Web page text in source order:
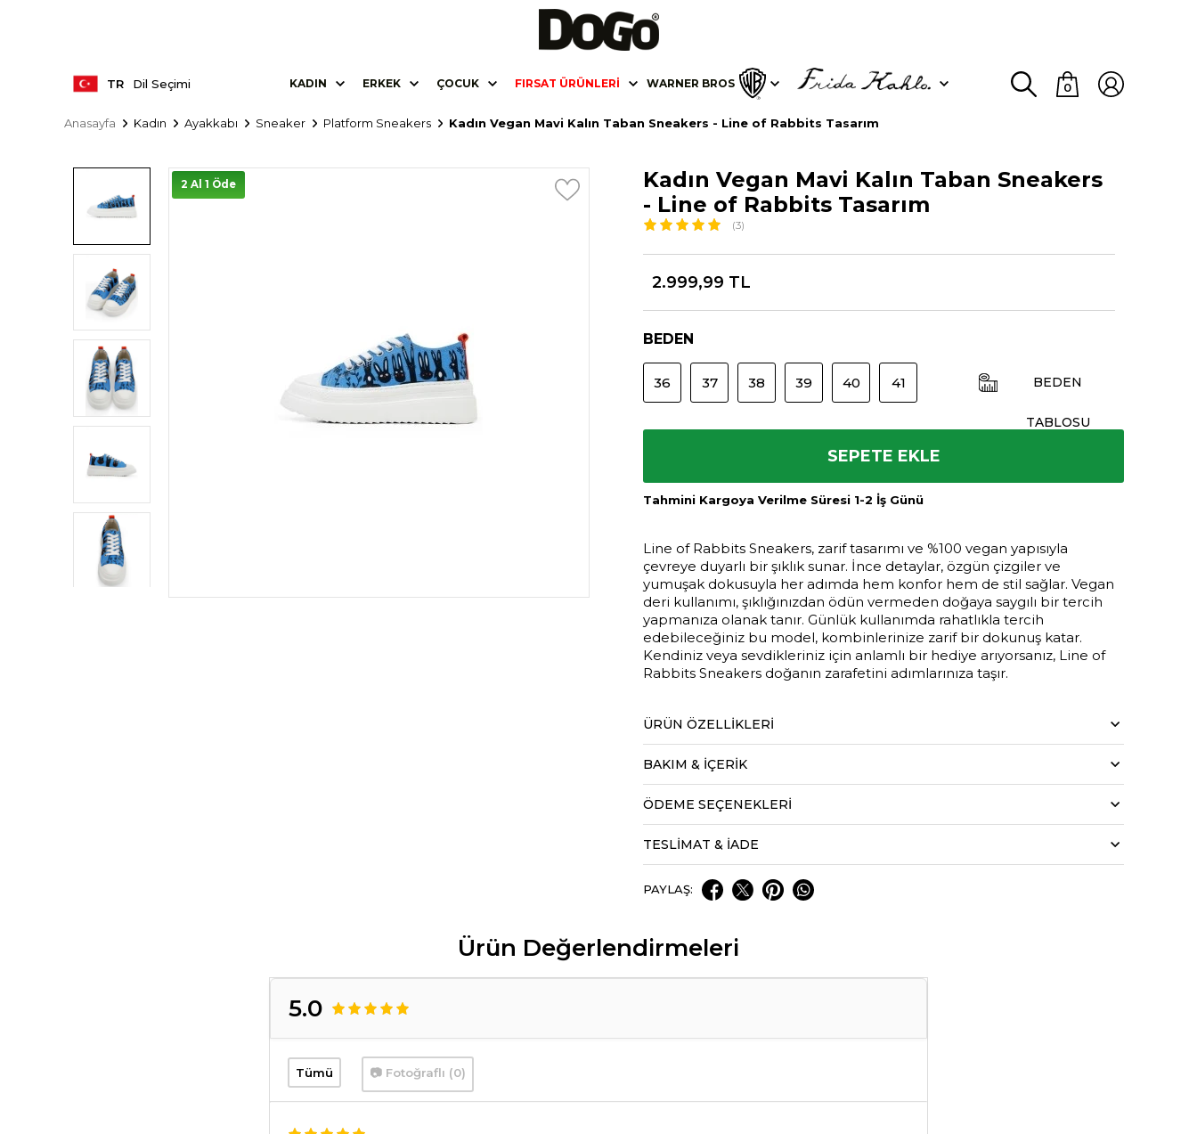
TR Dil Seçimi KADIN ERKEK ÇOCUK FIRSAT ÜRÜNLERI WARNER BROS 0
Anasayfa Kadın Ayakkabı Sneaker Platform Sneakers Kadın Vegan Mavi Kalın Taban Sneakers - Line of Rabbits Tasarım
2 Al 1 Öde
Kadın Vegan Mavi Kalın Taban Sneakers
- Line of Rabbits Tasarım
(3)
2.999,99 TL
BEDEN
36 37 38 39 40 41 BEDEN
TABLOSU
SEPETE EKLE
Tahmini Kargoya Verilme Süresi 1-2 İş Günü
Line of Rabbits Sneakers, zarif tasarımı ve %100 vegan yapısıyla
çevreye duyarlı bir şıklık sunar. İnce detaylar, özgün çizgiler ve
yumuşak dokusuyla her adımda hem konfor hem de stil sağlar. Vegan
deri kullanımı, şıklığınızdan ödün vermeden doğaya saygılı bir tercih
yapmanıza olanak tanır. Günlük kullanımda rahatlıkla tercih
edebileceğiniz bu model, kombinlerinize zarif bir dokunuş katar.
Kendiniz veya sevdikleriniz için anlamlı bir hediye arıyorsanız, Line of
Rabbits Sneakers doğanın zarafetini adımlarınıza taşır.
ÜRÜN ÖZELLIKLERI
BAKIM & İÇERİK
ÖDEME SEÇENEKLERI
TESLİMAT & İADE
PAYLAŞ:
Ürün Değerlendirmeleri
5.0
Tümü 📷 Fotoğraflı (0)